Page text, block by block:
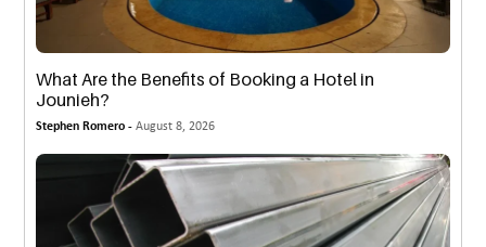
What Are the Benefits of Booking a Hotel in
Jounieh?
Stephen Romero -August 8, 2026